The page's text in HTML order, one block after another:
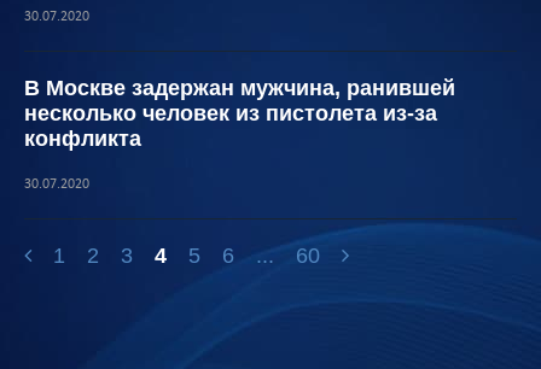
30.07.2020
В Москве задержан мужчина, ранившей
несколько человек из пистолета из-за
конфликта
30.07.2020
1 2 3 4 5 6 ... 60